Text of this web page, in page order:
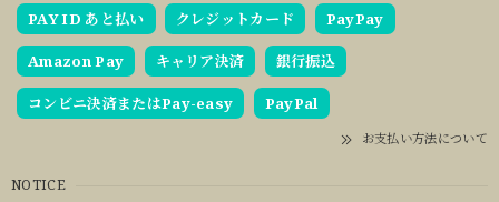
PAY ID あと払い
クレジットカード PayPay
Amazon Pay キャリア決済 銀行振込
コンビニ決済またはPay-easy PayPal
お支払い方法について
NOTICE